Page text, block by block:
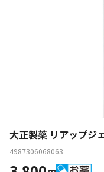
大正製薬 リアップジ
4987306068063